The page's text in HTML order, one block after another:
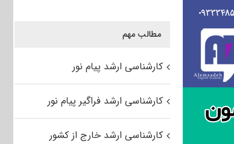
مطالب مهم
کارشناسی ارشد پیام نور
کارشناسی ارشد فراگیر پیام نور
کارشناسی ارشد خارج از کشور